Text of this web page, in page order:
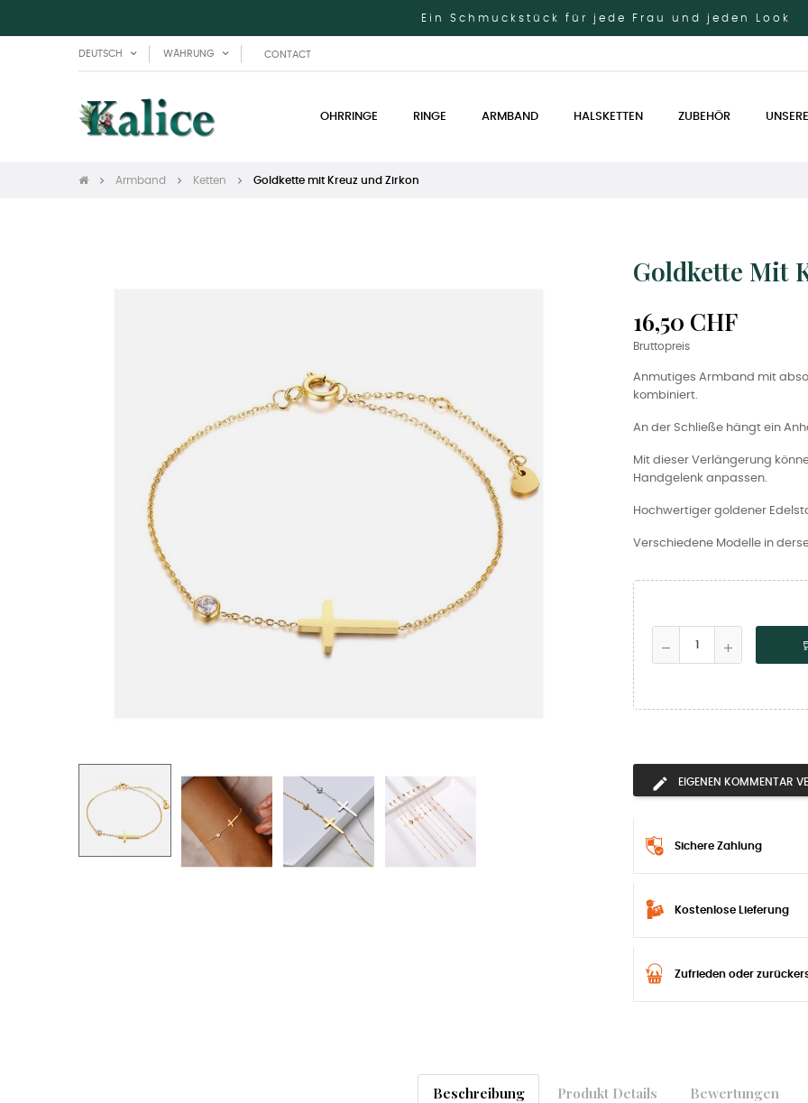
Ein Schmuckstück für jede Frau und jeden Look
DEUTSCH WÄHRUNG CONTACT
OHRRINGE RINGE ARMBAND HALSKETTEN ZUBEHÖR
Armband Ketten Goldkette mit Kreuz und Zirkon
Goldkette Mit
16,50 CHF
Bruttopreis
Anmutiges Armband mit
kombiniert.
An der Schließe hängt ein
Mit dieser Verlängerung
Handgelenk anpassen.
Hochwertiger goldener
Verschiedene Modelle in
EIGENEN KOMMENTAR
Sichere Zahlung
Kostenlose Lieferung
Zufrieden oder
Beschreibung Produkt Details Bewertungen